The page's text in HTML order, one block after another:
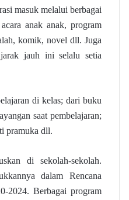
masuk melalui berbagai
anak anak, program
komik, novel dll. Juga
jauh ini selalu setia
di kelas; dari buku
saat pembelajaran;
pramuka dll.
di sekolah-sekolah.
dalam Rencana
2024. Berbagai program